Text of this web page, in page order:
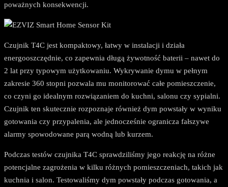
poważnych konsekwencji.
Czujnik T4C jest kompaktowy, łatwy w instalacji i działa
energooszczędnie, co zapewnia długą żywotność baterii – nawet do
2 lat przy typowym użytkowaniu. Wykrywanie dymu w pełnym
zakresie 360 stopni pozwala mu monitorować całe pomieszczenie,
co czyni go idealnym rozwiązaniem do kuchni, salonu czy sypialni.
Czujnik ten skutecznie rozpoznaje również dym powstały w wyniku
gotowania czy przypalenia, ale jednocześnie ogranicza fałszywe
alarmy spowodowane parą wodną lub kurzem.
Podczas testów czujnika T4C sprawdziliśmy jego reakcję na różne
potencjalne zagrożenia w kilku różnych pomieszczeniach, takich jak
kuchnia i salon. Testowaliśmy dym powstały podczas gotowania, a